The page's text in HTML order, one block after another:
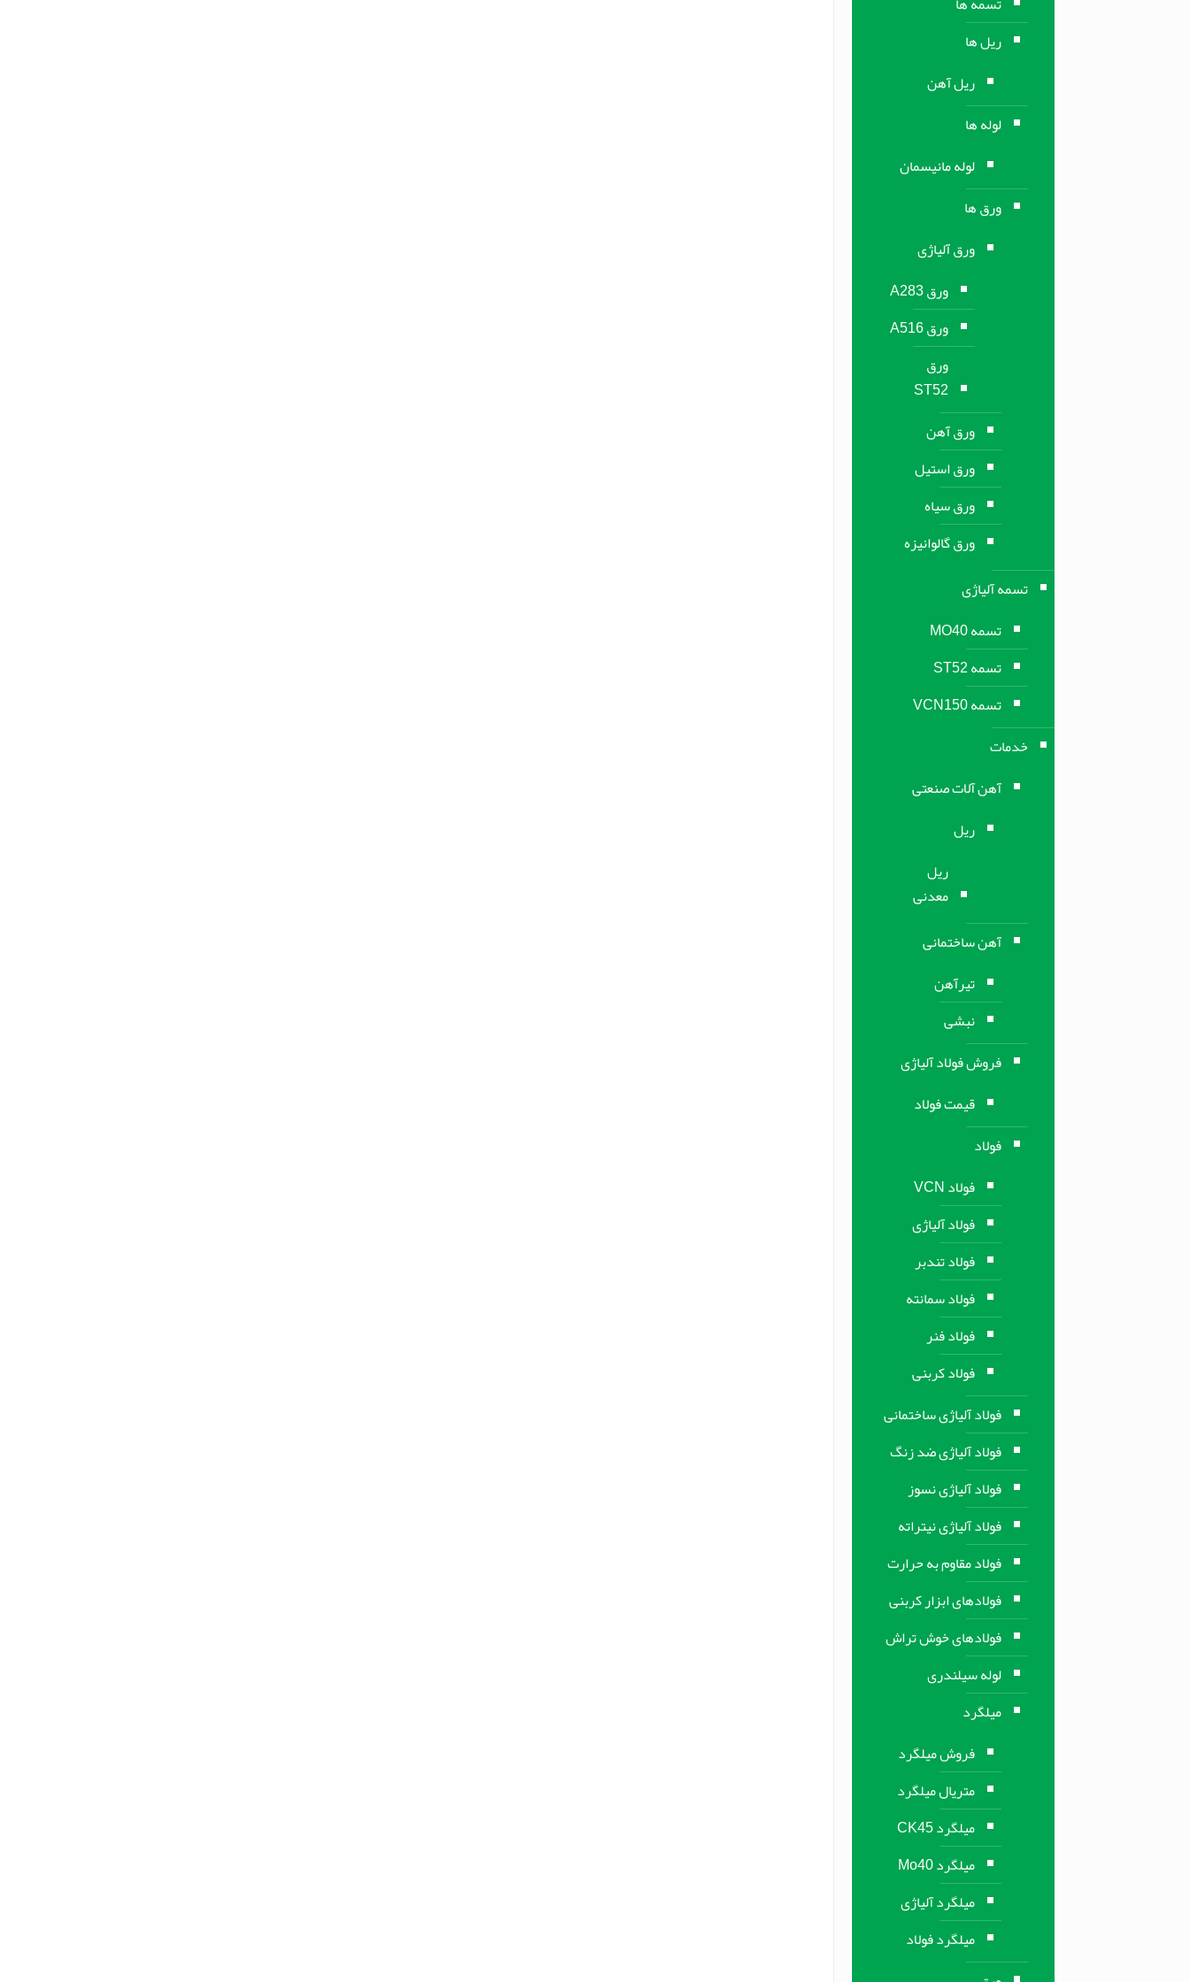
ریل ها
ریل آهن
لوله ها
لوله مانیسمان
ورق ها
ورق آلیاژی
ورق A283
ورق A516
ورق
ST52
ورق آهن
ورق استیل
ورق سیاه
ورق گالوانیزه
تسمه آلیاژی
تسمه MO40
تسمه ST52
تسمه VCN150
خدمات
آهن آلات صنعتی
ریل
ریل
معدنی
آهن ساختمانی
تیرآهن
نبشی
فروش فولاد آلیاژی
قیمت فولاد
فولاد
فولاد VCN
فولاد آلیاژی
فولاد تندبر
فولاد سمانته
فولاد فنر
فولاد کربنی
فولاد آلیاژی ساختمانی
فولاد آلیاژی ضد زنگ
فولاد آلیاژی نسوز
فولاد آلیاژی نیتراته
فولاد مقاوم به حرارت
فولادهای ابزار کربنی
فولادهای خوش تراش
لوله سیلندری
میلگرد
فروش میلگرد
متریال میلگرد
میلگرد CK45
میلگرد Mo40
میلگرد آلیاژی
میلگرد فولاد